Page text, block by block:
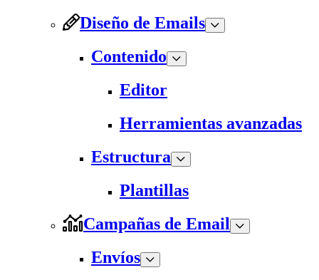
Diseño de Emails
Contenido
Editor
Herramientas avanzadas
Estructura
Plantillas
Campañas de Email
Envíos